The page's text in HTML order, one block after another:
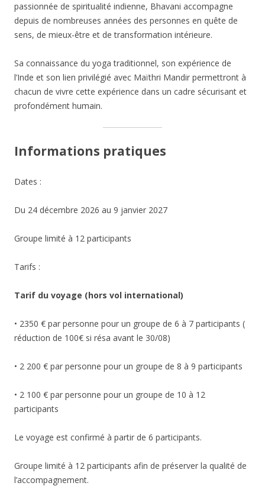
passionnée de spiritualité indienne, Bhavani accompagne
depuis de nombreuses années des personnes en quête de
sens, de mieux-être et de transformation intérieure.
Sa connaissance du yoga traditionnel, son expérience de
l’Inde et son lien privilégié avec Maïthri Mandir permettront à
chacun de vivre cette expérience dans un cadre sécurisant et
profondément humain.
Informations pratiques
Dates :
Du 24 décembre 2026 au 9 janvier 2027
Groupe limité à 12 participants
Tarifs :
Tarif du voyage (hors vol international)
• 2350 € par personne pour un groupe de 6 à 7 participants (
réduction de 100€ si résa avant le 30/08)
• 2 200 € par personne pour un groupe de 8 à 9 participants
• 2 100 € par personne pour un groupe de 10 à 12
participants
Le voyage est confirmé à partir de 6 participants.
Groupe limité à 12 participants afin de préserver la qualité de
l’accompagnement.